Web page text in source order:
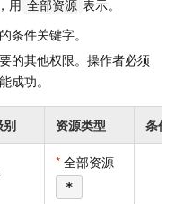
用 全部资源 表示。
条件关键字。
的其他权限。操作者必须
成功。
别 资源类型 条件
* 全部资源
*